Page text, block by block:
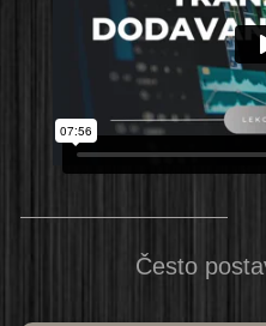
Često